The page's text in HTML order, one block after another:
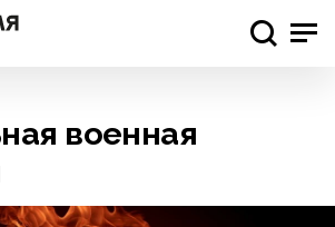
военная